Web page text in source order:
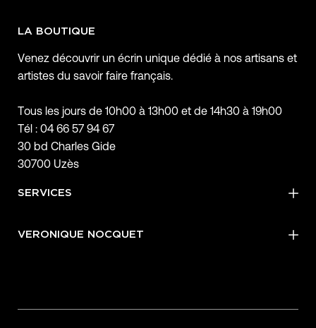
LA BOUTIQUE
Venez découvrir un écrin unique dédié à nos artisans et
artistes du savoir faire français.
Tous les jours de 10h00 à 13h00 et de 14h30 à 19h00
Tél : 04 66 57 94 67
30 bd Charles Gide
30700 Uzès
SERVICES
VERONIQUE NOCQUET